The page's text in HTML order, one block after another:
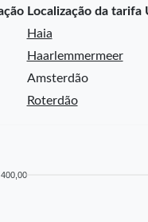
Localização da tarifa
Haia
Haarlemmermeer
Amsterdão
Roterdão